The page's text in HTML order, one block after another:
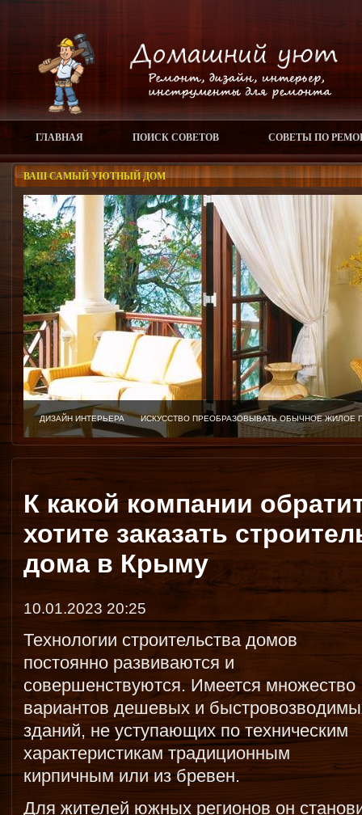
ГЛАВНАЯ ПОИСК СОВЕТОВ СОВЕТЫ ПО
ВАШ САМЫЙ УЮТНЫЙ ДОМ
ДИЗАЙН ИНТЕРЬЕРА ИСКУССТВО ПРЕОБРАЗОВЫВАТЬ ОБЫЧНОЕ
К какой компании
хотите заказать
дома в Крыму
10.01.2023 20:25
Технологии строительства домов
постоянно развиваются и
совершенствуются. Имеется множество
вариантов дешевых и
зданий, не уступающих по техническим
характеристикам традиционным
кирпичным или из бревен.
Для жителей южных регионов он